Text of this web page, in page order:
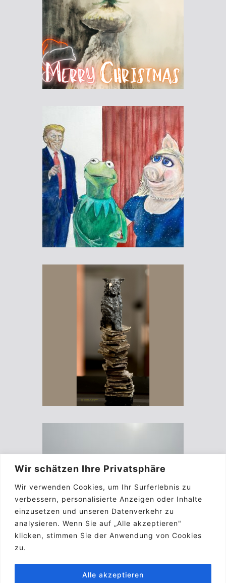
Wir schätzen Ihre Privatsphäre
Wir verwenden Cookies, um Ihr Surferlebnis zu
verbessern, personalisierte Anzeigen oder Inhalte
einzusetzen und unseren Datenverkehr zu
analysieren. Wenn Sie auf „Alle akzeptieren"
klicken, stimmen Sie der Anwendung von Cookies
zu.
Alle akzeptieren